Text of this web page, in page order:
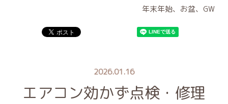
年末年始、お盆、GW
2026.01.16
エアコン効かず点検・修理